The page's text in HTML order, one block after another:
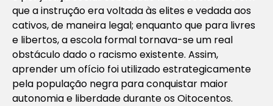
que a instrução era voltada às elites e vedada aos
cativos, de maneira legal; enquanto que para livres
e libertos, a escola formal tornava-se um real
obstáculo dado o racismo existente. Assim,
aprender um ofício foi utilizado estrategicamente
pela população negra para conquistar maior
autonomia e liberdade durante os Oitocentos.